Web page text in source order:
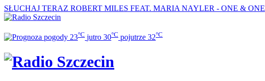
SŁUCHAJ TERAZ ROBERT MILES FEAT. MARIA NAYLER - ONE & ONE
23°C jutro 30°C pojutrze 32°C